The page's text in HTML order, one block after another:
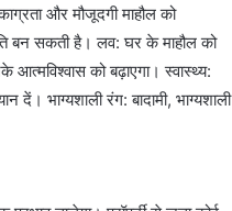
और मौजूदगी माहौल को
बन सकती है। लव: घर के माहौल को
को बढ़ाएगा। स्वास्थ्य:
दें। भाग्यशाली रंग: बादामी, भाग्यशाली